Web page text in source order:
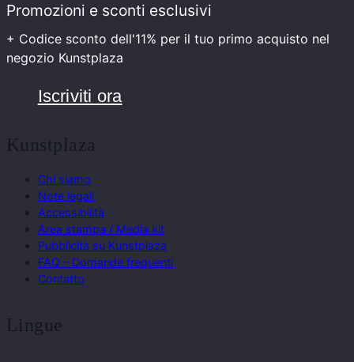
Promozioni e sconti esclusivi
+ Codice sconto dell'11% per il tuo primo acquisto nel
negozio Kunstplaza
Iscriviti ora
Kunstplaza
Chi siamo
Note legali
Accessibilità
Area stampa / Media kit
Pubblicità su Kunstplaza
FAQ – Domande frequenti
Contatto
Lingue